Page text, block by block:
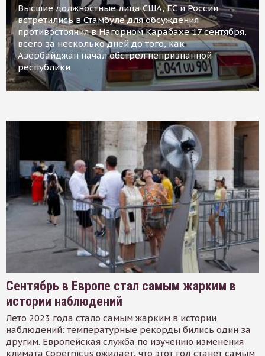
Высшие должностные лица США, ЕС и России
встретились в Стамбуле для обсуждения
противостояния в Нагорном Карабахе 17 сентября,
всего за несколько дней до того, как
Азербайджан начал обстрел непризнанной
республики
Сентябрь в Европе стал самым жарким в
истории наблюдений
Лето 2023 года стало самым жарким в истории
наблюдений: температурные рекорды бились один за
другим. Европейская служба по изучению изменения
климата Copernicus ожидает, что этот год станет самым